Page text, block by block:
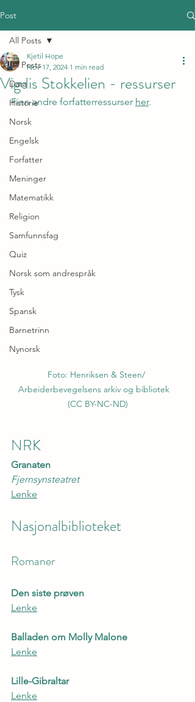
Post
All Posts
Data
Historie
Norsk
Engelsk
Forfatter
Meninger
Matematikk
Religion
Samfunnsfag
Quiz
Norsk som andrespråk
Tysk
Spansk
Barnetrinn
Nynorsk
All Posts
Vigdis Stokkelien - ressurser
Kjetil Hope
Nov 17, 2024 1 min read
Finn andre forfatterressurser her.
Foto: Henriksen & Steen/
Arbeiderbevegelsens arkiv og bibliotek
(CC BY-NC-ND)
NRK
Granaten
Fjernsynsteatret
Lenke
Nasjonalbiblioteket
Romaner
Den siste prøven
Lenke
Balladen om Molly Malone
Lenke
Lille-Gibraltar
Lenke